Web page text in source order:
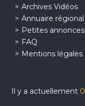
Archives Vidéos
Annuaire régional
Petites annonces
FAQ
Mentions légales
Il y a actuellement 0